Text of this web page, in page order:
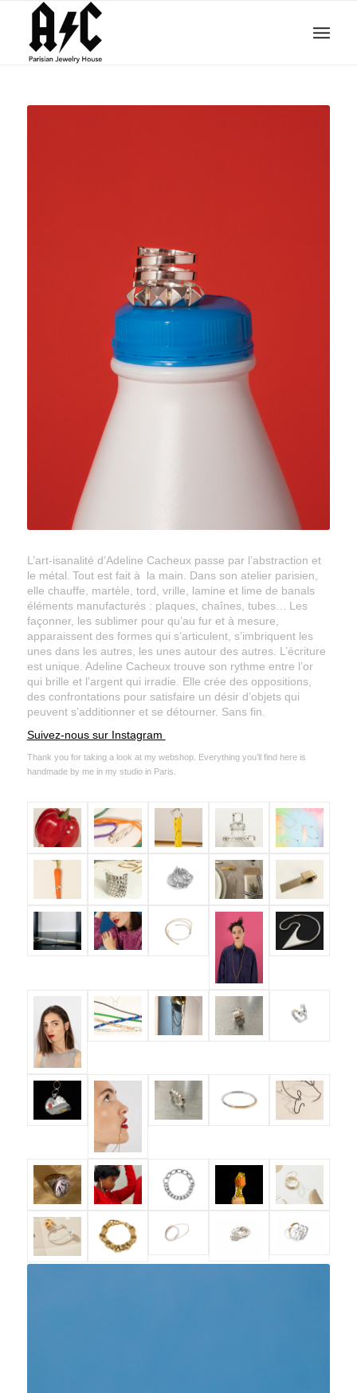
L’art-isanalité d’Adeline Cacheux passe par l’abstraction et
le métal. Tout est fait à la main. Dans son atelier parisien,
elle chauffe, martèle, tord, vrille, lamine et lime de banals
éléments manufacturés : plaques, chaînes, tubes… Les
façonner, les sublimer pour qu’au fur et à mesure,
apparaissent des formes qui s’articulent, s’imbriquent les
unes dans les autres, les unes autour des autres. L’écriture
est unique. Adeline Cacheux trouve son rythme entre l’or
qui brille et l’argent qui irradie. Elle crée des oppositions,
des confrontations pour satisfaire un désir d’objets qui
peuvent s’additionner et se détourner. Sans fin.
Suivez-nous sur Instagram
Thank you for taking a look at my webshop. Everything you’ll find here is
handmade by me in my studio in Paris.